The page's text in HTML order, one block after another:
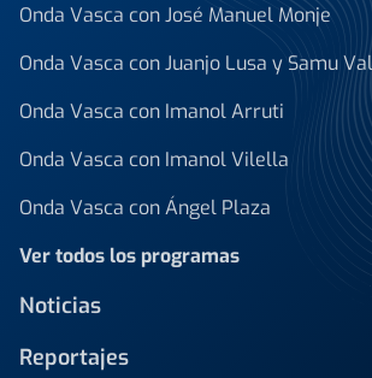
Onda Vasca con José Manuel Monje
Onda Vasca con Juanjo Lusa y Samu
Onda Vasca con Imanol Arruti
Onda Vasca con Imanol Vilella
Onda Vasca con Ángel Plaza
Ver todos los programas
Noticias
Reportajes